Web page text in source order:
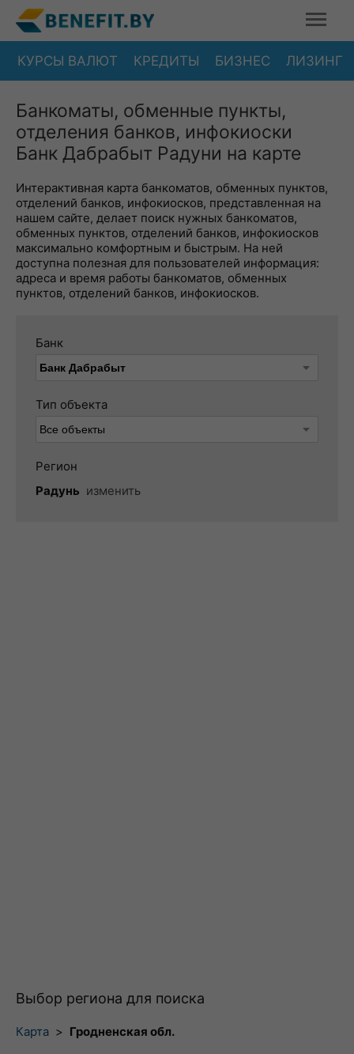
КУРСЫ ВАЛЮТ КРЕДИТЫ БИЗНЕС ЛИЗИНГ
Банкоматы, обменные пункты,
отделения банков, инфокиоски
Банк Дабрабыт Радуни на карте
Интерактивная карта банкоматов, обменных пунктов,
отделений банков, инфокиосков, представленная на
нашем сайте, делает поиск нужных банкоматов,
обменных пунктов, отделений банков, инфокиосков
максимально комфортным и быстрым. На ней
доступна полезная для пользователей информация:
адреса и время работы банкоматов, обменных
пунктов, отделений банков, инфокиосков.
Банк
Тип объекта
Регион
Радунь изменить
Выбор региона для поиска
Карта > Гродненская обл.